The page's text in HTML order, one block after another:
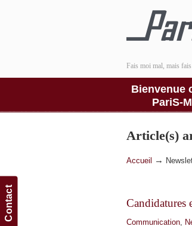
Contact
Fais moi mal, mais
Bienvenue
PariS-M
Article(s)
Accueil →
Candidatures
Communication,